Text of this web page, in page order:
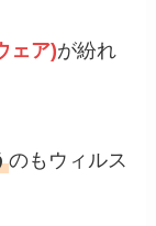
ェア)が紛れ
のもウィルス